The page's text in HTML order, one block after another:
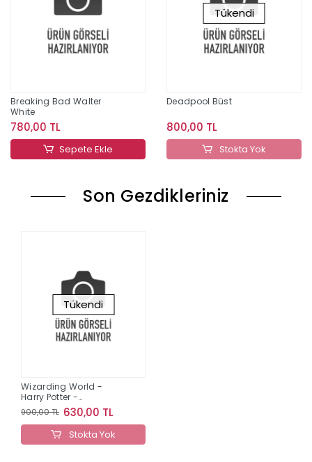
Breaking Bad Walter
White
780,00 TL
Sepete Ekle
Tükendi
Deadpool Büst
800,00 TL
Stokta Yok
Son Gezdikleriniz
Tükendi
Wizarding World -
Harry Potter -
Marauder's Map, Renk:,
BEDEN-NUMARA:
900,00 TL 630,00 TL
Stokta Yok